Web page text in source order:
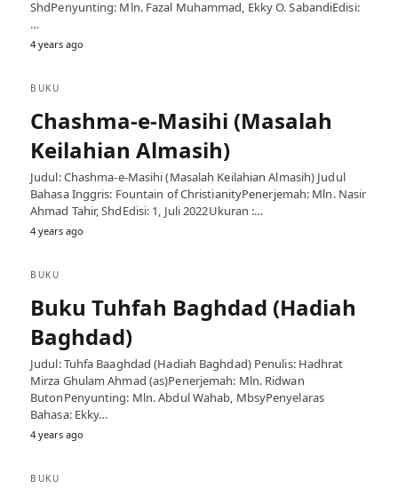
ShdPenyunting: Mln. Fazal Muhammad, Ekky O. SabandiEdisi:
…
4 years ago
BUKU
Chashma-e-Masihi (Masalah
Keilahian Almasih)
Judul: Chashma-e-Masihi (Masalah Keilahian Almasih) Judul
Bahasa Inggris: Fountain of ChristianityPenerjemah: Mln. Nasir
Ahmad Tahir, ShdEdisi: 1, Juli 2022Ukuran :…
4 years ago
BUKU
Buku Tuhfah Baghdad (Hadiah
Baghdad)
Judul: Tuhfa Baaghdad (Hadiah Baghdad) Penulis: Hadhrat
Mirza Ghulam Ahmad (as)Penerjemah: Mln. Ridwan
ButonPenyunting: Mln. Abdul Wahab, MbsyPenyelaras
Bahasa: Ekky…
4 years ago
BUKU